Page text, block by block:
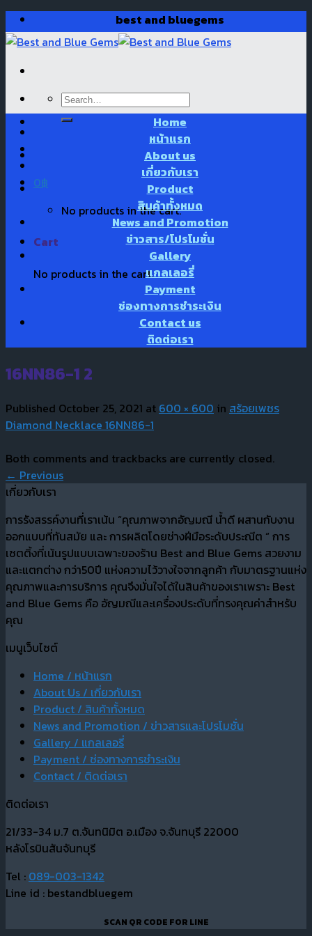
Skip
to
content
best and bluegems
Search
for:
0฿
No products in the cart.
Cart
No products in the cart.
Home
หน้าแรก
About us
เกี่ยวกับเรา
Product
สินค้าทั้งหมด
News and Promotion
ข่าวสาร/โปรโมชั่น
Gallery
แกลเลอรี่
Payment
ช่องทางการชำระเงิน
Contact us
ติดต่อเรา
16NN86-1 2
Published October 25, 2021 at 600 × 600 in สร้อยเพชร
Diamond Necklace 16NN86-1
Both comments and trackbacks are currently closed.
← Previous
เกี่ยวกับเรา
การรังสรรค์งานที่เราเน้น “คุณภาพจากอัญมณี น้ำดี ผสานกับงาน
ออกแบบที่ทันสมัย และ การผลิตโดยช่างฝีมือระดับประณีต “ การ
เซตติ้งที่เน้นรูปแบบเฉพาะของร้าน Best and Blue Gems สวยงาม
และแตกต่าง กว่า50ปี แห่งความไว้วางใจจากลูกค้า กับมาตรฐานแห่ง
คุณภาพและการบริการ คุณจึงมั่นใจได้ในสินค้าของเราเพราะ Best
and Blue Gems คือ อัญมณีและเครื่องประดับที่ทรงคุณค่าสำหรับ
คุณ
เมนูเว็บไซต์
Home / หน้าแรก
About Us / เกี่ยวกับเรา
Product / สินค้าทั้งหมด
News and Promotion / ข่าวสารและโปรโมชั่น
Gallery / แกลเลอรี่
Payment / ช่องทางการชำระเงิน
Contact / ติดต่อเรา
ติดต่อเรา
21/33-34 ม.7 ต.จันทนิมิต อ.เมือง จ.จันทบุรี 22000
หลังโรบินสันจันทบุรี
Tel : 089-003-1342
Line id : bestandbluegem
SCAN QR CODE FOR LINE